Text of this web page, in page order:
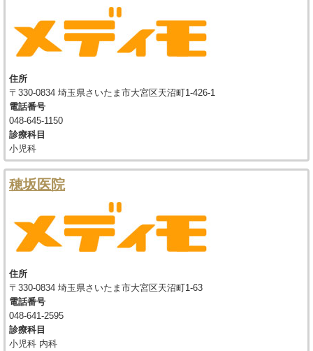
住所
〒330-0834 埼玉県さいたま市大宮区天沼町1-426-1
電話番号
048-645-1150
診療科目
小児科
穂坂医院
住所
〒330-0834 埼玉県さいたま市大宮区天沼町1-63
電話番号
048-641-2595
診療科目
小児科 内科